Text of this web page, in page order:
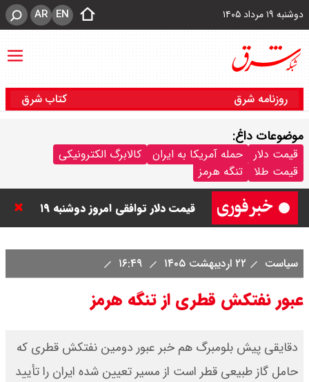
دوشنبه ۱۹ مرداد ۱۴۰۵ EN
AR
روزنامه شرق کتاب شرق
موضوعات داغ:
قیمت دلار حمله آمریکا به ایران
کالابرگ الکترونیکی
قیمت طلا
تنگه هرمز
قیمت دینار عراق امروز دوشنبه ۱۹
مرداد ۱۴۰۵ / هر دینار چند؟ + جدول
قیمت دلار توافقی امروز دوشنبه ۱۹
تاریخی
+ جدول
سیاست ۲۲ اردیبهشت ۱۴۰۵
عبور نفتکش قطری از تنگه هرمز
دقایقی پیش بلومبرگ هم خبر عبور دومین نفتکش قطری که
حامل گاز طبیعی قطر است از مسیر تعیین شده ایران را تأیید